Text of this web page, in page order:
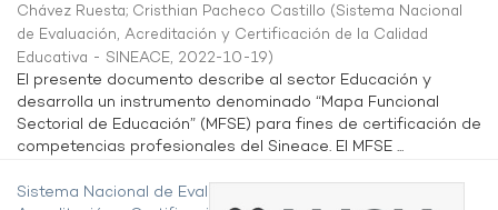
Chávez Ruesta; Cristhian Pacheco Castillo (Sistema Nacional
de Evaluación, Acreditación y Certificación de la Calidad
Educativa - SINEACE, 2022-10-19)
El presente documento describe al sector Educación y
desarrolla un instrumento denominado “Mapa Funcional
Sectorial de Educación” (MFSE) para fines de certificación de
competencias profesionales del Sineace. El MFSE ...
Sistema Nacional de Evaluación,